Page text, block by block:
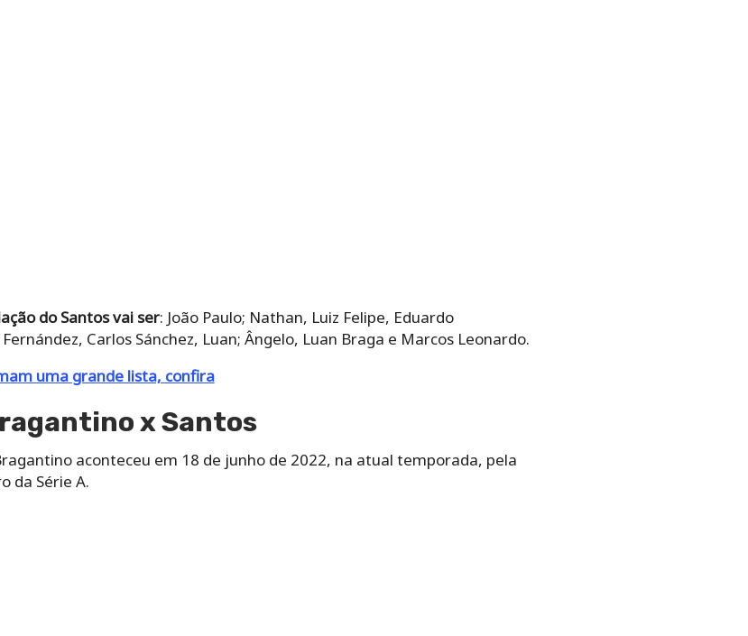
do Santos vai ser: João Paulo; Nathan, Luiz Felipe, Eduardo
Carlos Sánchez, Luan; Ângelo, Luan Braga e Marcos Leonardo.
uma grande lista, confira
x Santos
aconteceu em 18 de junho de 2022, na atual temporada, pela
da Série A.